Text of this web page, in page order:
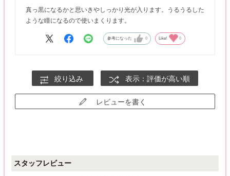
真っ黒になるかと思いきやしっかり光が入ります。うるうるした
ような瞳になるので使いまくります。
参考になった 0 Like! 0
絞り込み 表示：評価が高い順
レビューを書く
スタッフレビュー